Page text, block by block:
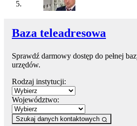
Baza teleadresowa
Sprawdź darmowy dostęp do pełnej
urzędów.
Rodzaj instytucji:
Województwo:
Szukaj danych kontaktowych